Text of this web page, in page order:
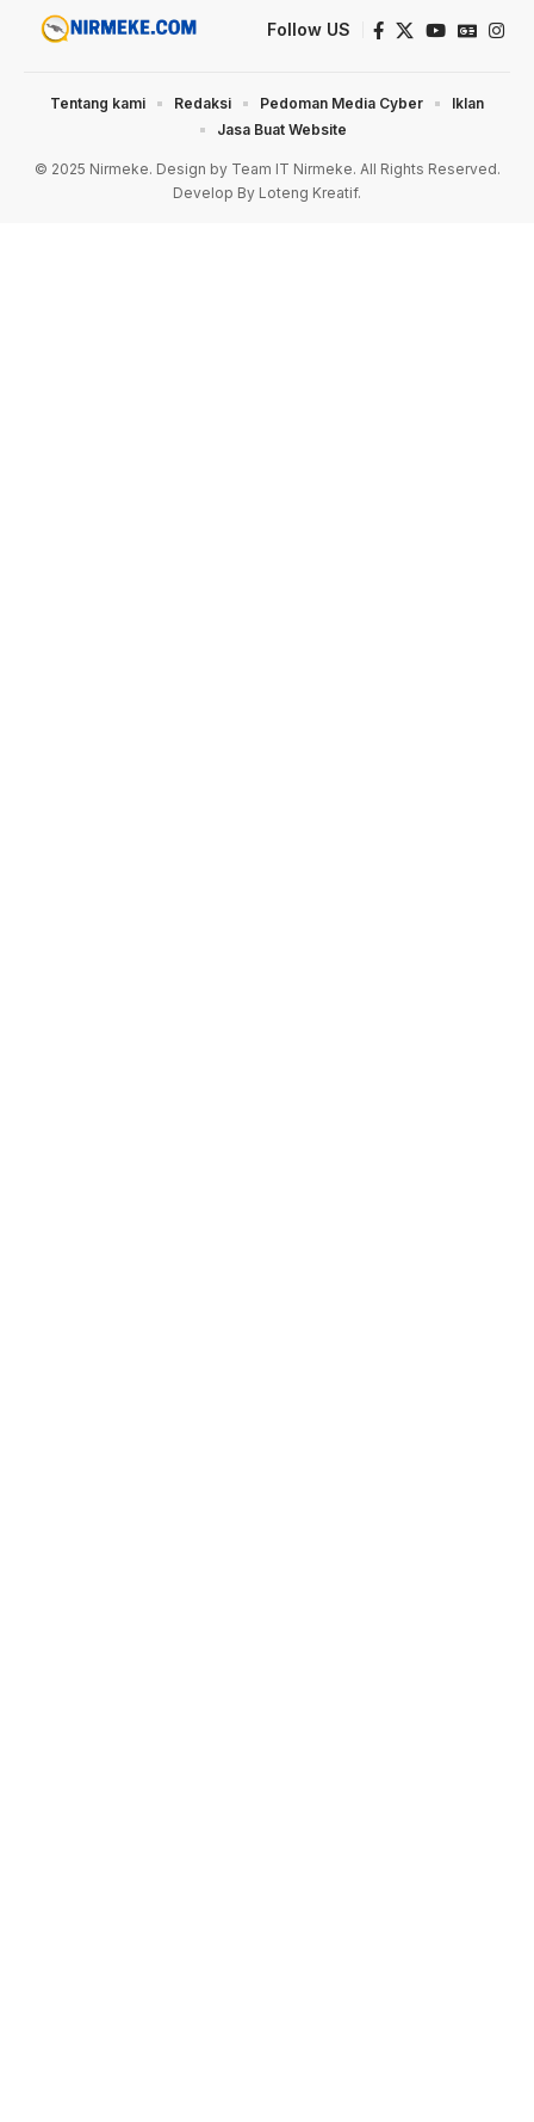
Follow US
© 2025 Nirmeke. Design by Team IT Nirmeke. All Rights Reserved.
Develop By Loteng Kreatif.
Tentang kami Redaksi Pedoman Media Cyber
Iklan
Jasa Buat Website